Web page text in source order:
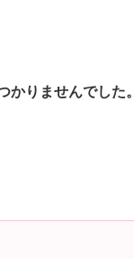
かりませんでした。